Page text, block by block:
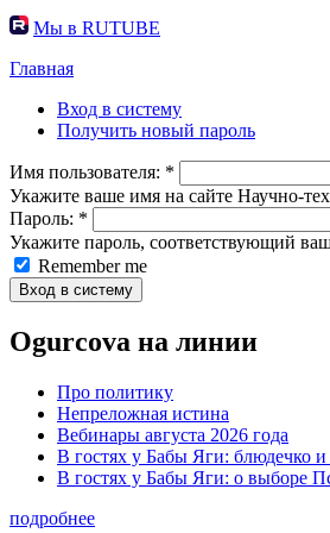
Мы в RUTUBE
Главная
Вход в систему
Получить новый пароль
Имя пользователя: *
Укажите ваше имя на сайте Научно-
Пароль: *
Укажите пароль, соответствующий
Remember me
Ogurcova на линии
Про политику
Непреложная истина
Вебинары августа 2026 года
В гостях у Бабы Яги: блюдечко и
В гостях у Бабы Яги: о выборе
подробнее